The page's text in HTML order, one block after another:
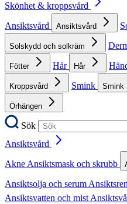
Skönhet & kroppsvård
Ansiktsvård
Ansiktsvård
Solskydd och solkräm
Fötter Hår Hår
Kroppsvård Smink Smink
Örhängen
Sök
Ansiktsvård
AkneAnsiktsmask och skrubb
Ansiktsolja och serum
Ansiktsvatten och mist